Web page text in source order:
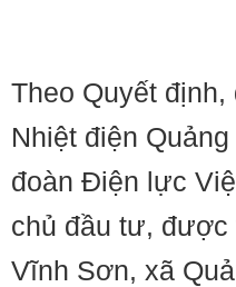
Theo Quyết
Nhiệt điện
đoàn Điện lực
chủ đầu tư, được
Vĩnh Sơn, xã